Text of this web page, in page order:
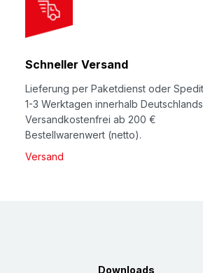
Schneller Versand
Lieferung per Paketdienst oder
1-3 Werktagen innerhalb
Versandkostenfrei ab 200 €
Bestellwarenwert (netto).
Versand
Downloads